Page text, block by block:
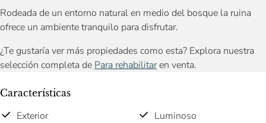
Rodeada de un entorno natural en medio del bosque la ruina
ofrece un ambiente tranquilo para disfrutar.
¿Te gustaría ver más propiedades como esta? Explora nuestra
selección completa de Para rehabilitaren venta.
Características
Exterior
Luminoso